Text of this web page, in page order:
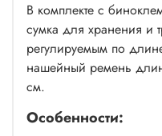
В комплекте с
сумка для хранения и
регулируемым по
нашейный ремень
см.
Особенности: